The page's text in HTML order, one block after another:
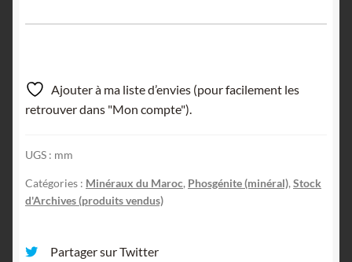
Ajouter à ma liste d’envies (pour facilement les
retrouver dans "Mon compte").
UGS : mm
Catégories : Minéraux du Maroc, Phosgénite (minéral), Stock
d'Archives (produits vendus)
Partager sur Twitter